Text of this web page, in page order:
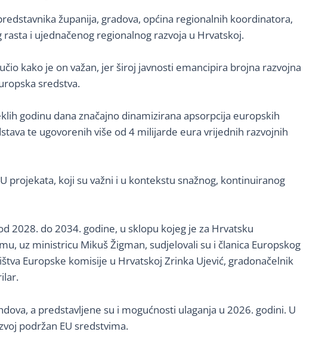
županija, gradova, općina regionalnih koordinatora,
i ujednačenog regionalnog razvoja u Hrvatskoj.
kako je on važan, jer široj javnosti emancipira brojna razvojna
sredstva.
godinu dana značajno dinamizirana apsorpcija europskih
te ugovorenih više od 4 milijarde eura vrijednih razvojnih
projekata, koji su važni i u kontekstu snažnog, kontinuiranog
2028. do 2034. godine, u sklopu kojeg je za Hrvatsku
uz ministricu Mikuš Žigman, sudjelovali su i članica Europskog
Europske komisije u Hrvatskoj Zrinka Ujević, gradonačelnik
a predstavljene su i mogućnosti ulaganja u 2026. godini. U
podržan EU sredstvima.